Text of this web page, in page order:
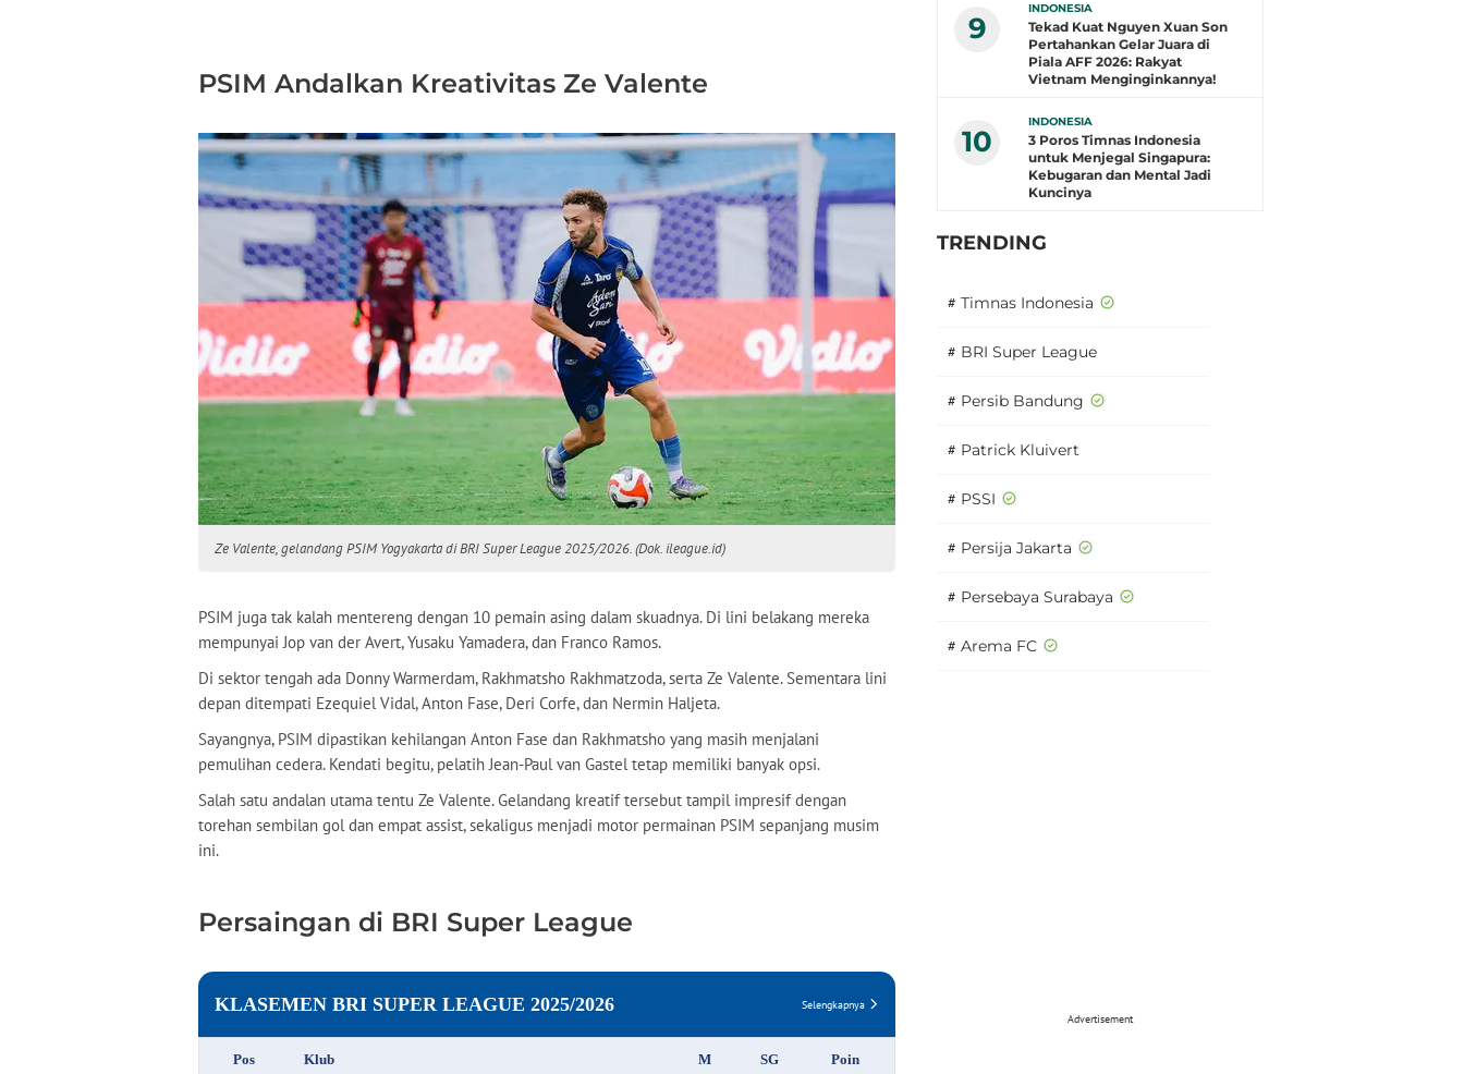
PSIM Andalkan Kreativitas Ze Valente
Ze Valente, gelandang PSIM Yogyakarta di BRI Super League 2025/2026. (Dok. ileague.id)
PSIM juga tak kalah mentereng dengan 10 pemain asing dalam skuadnya. Di lini belakang mereka
mempunyai Jop van der Avert, Yusaku Yamadera, dan Franco Ramos.
Di sektor tengah ada Donny Warmerdam, Rakhmatsho Rakhmatzoda, serta Ze Valente. Sementara lini
depan ditempati Ezequiel Vidal, Anton Fase, Deri Corfe, dan Nermin Haljeta.
Sayangnya, PSIM dipastikan kehilangan Anton Fase dan Rakhmatsho yang masih menjalani
pemulihan cedera. Kendati begitu, pelatih Jean-Paul van Gastel tetap memiliki banyak opsi.
Salah satu andalan utama tentu Ze Valente. Gelandang kreatif tersebut tampil impresif dengan
torehan sembilan gol dan empat assist, sekaligus menjadi motor permainan PSIM sepanjang musim
ini.
Persaingan di BRI Super League
9
INDONESIA
Tekad Kuat Nguyen Xuan Son
Pertahankan Gelar Juara di
Piala AFF 2026: Rakyat
Vietnam Menginginkannya!
10
INDONESIA
3 Poros Timnas Indonesia
untuk Menjegal Singapura:
Kebugaran dan Mental Jadi
Kuncinya
TRENDING
# Timnas Indonesia
# BRI Super League
# Persib Bandung
# Patrick Kluivert
# PSSI
# Persija Jakarta
# Persebaya Surabaya
# Arema FC
Advertisement